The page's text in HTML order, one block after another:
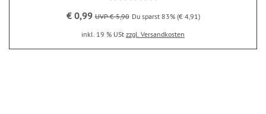
€ 0,99 UVP € 5,90 Du sparst 83% (€ 4,91)
inkl. 19 % USt zzgl. Versandkosten